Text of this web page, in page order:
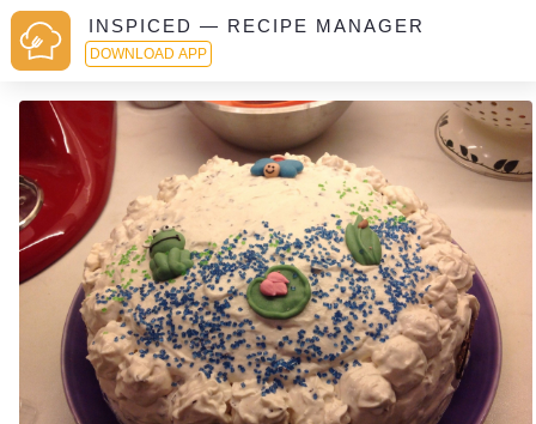
INSPICED — RECIPE MANAGER
DOWNLOAD APP